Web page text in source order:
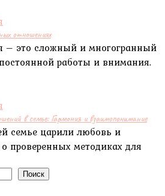
отношениях
– это сложный и многогранный
работы и внимания.
в семье: Гармония и взаимопонимание
семье царили любовь и
проверенных методиках для
Поиск